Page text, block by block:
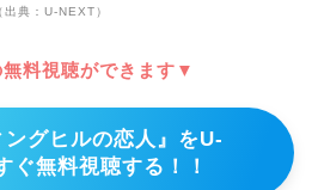
出典：U-NEXT）
料視聴ができます▼
グヒルの恋人』をU-
ぐ無料視聴する！！